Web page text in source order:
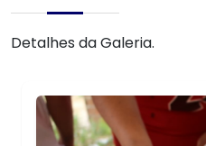
Detalhes da Galeria.